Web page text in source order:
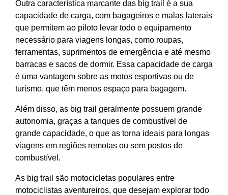
Outra característica marcante das big trail é a sua
capacidade de carga, com bagageiros e malas laterais
que permitem ao piloto levar todo o equipamento
necessário para viagens longas, como roupas,
ferramentas, suprimentos de emergência e até mesmo
barracas e sacos de dormir. Essa capacidade de carga
é uma vantagem sobre as motos esportivas ou de
turismo, que têm menos espaço para bagagem.
Além disso, as big trail geralmente possuem grande
autonomia, graças a tanques de combustível de
grande capacidade, o que as torna ideais para longas
viagens em regiões remotas ou sem postos de
combustível.
As big trail são motocicletas populares entre
motociclistas aventureiros, que desejam explorar todo